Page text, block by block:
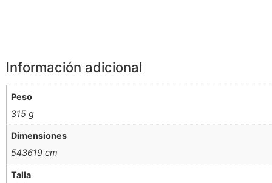
Información adicional
Peso
315 g
Dimensiones
543619 cm
Talla